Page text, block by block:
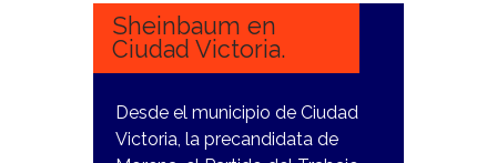
Sheinbaum en
Ciudad Victoria.
Desde el municipio de Ciudad
Victoria, la precandidata de